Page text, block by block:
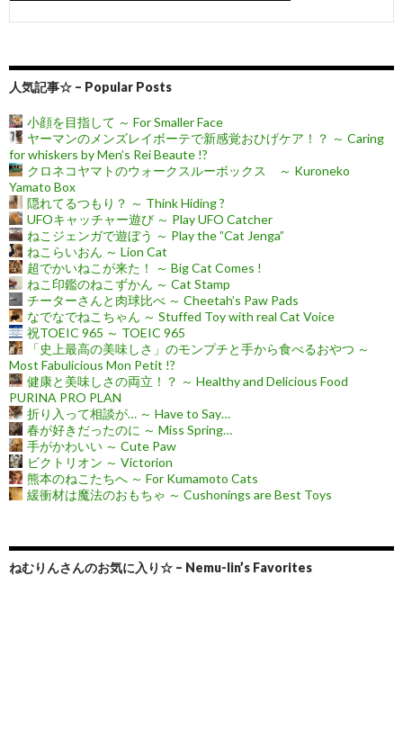
人気記事☆ – Popular Posts
小顔を目指して ～ For Smaller Face
ヤーマンのメンズレイボーテで新感覚おひげケア！？ ～ Caring
for whiskers by Men’s Rei Beaute !?
クロネコヤマトのウォークスルーボックス ～ Kuroneko
Yamato Box
隠れてるつもり？ ～ Think Hiding ?
UFOキャッチャー遊び ～ Play UFO Catcher
ねこジェンガで遊ぼう ～ Play the ”Cat Jenga”
ねこらいおん ～ Lion Cat
超でかいねこが来た！ ～ Big Cat Comes !
ねこ印鑑のねこずかん ～ Cat Stamp
チーターさんと肉球比べ ～ Cheetah’s Paw Pads
なでなでねこちゃん ～ Stuffed Toy with real Cat Voice
祝TOEIC 965 ～ TOEIC 965
「史上最高の美味しさ」のモンプチと手から食べるおやつ ～
Most Fabulicious Mon Petit !?
健康と美味しさの両立！？ ～ Healthy and Delicious Food
PURINA PRO PLAN
折り入って相談が… ～ Have to Say…
春が好きだったのに ～ Miss Spring…
手がかわいい ～ Cute Paw
ビクトリオン ～ Victorion
熊本のねこたちへ ～ For Kumamoto Cats
緩衝材は魔法のおもちゃ ～ Cushonings are Best Toys
ねむりんさんのお気に入り☆ – Nemu-lin’s Favorites